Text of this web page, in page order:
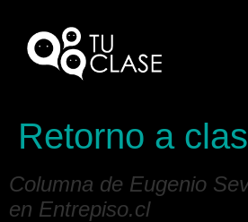
Retorno a
Columna de Eugenio
en Entrepiso.cl